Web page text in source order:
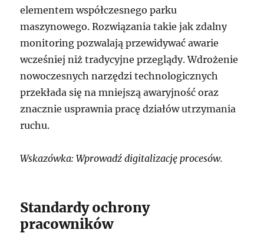
elementem współczesnego parku
maszynowego. Rozwiązania takie jak zdalny
monitoring pozwalają przewidywać awarie
wcześniej niż tradycyjne przeglądy. Wdrożenie
nowoczesnych narzędzi technologicznych
przekłada się na mniejszą awaryjność oraz
znacznie usprawnia pracę działów utrzymania
ruchu.
Wskazówka: Wprowadź digitalizację procesów.
Standardy ochrony
pracowników